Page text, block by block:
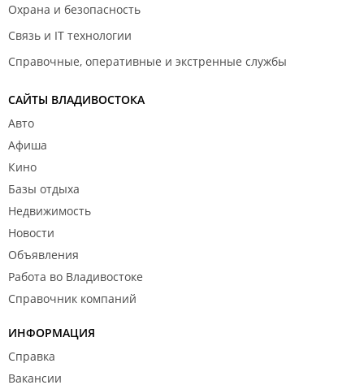
Охрана и безопасность
Связь и IT технологии
Справочные, оперативные и экстренные службы
САЙТЫ ВЛАДИВОСТОКА
Авто
Афиша
Кино
Базы отдыха
Недвижимость
Новости
Объявления
Работа во Владивостоке
Справочник компаний
ИНФОРМАЦИЯ
Справка
Вакансии